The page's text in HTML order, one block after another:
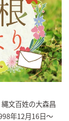
文百姓の大森昌
年12月16日～